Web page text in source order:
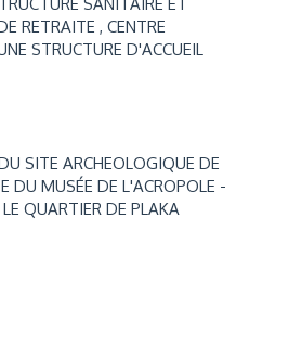
SANITAIRE ET
RETRAITE , CENTRE
STRUCTURE D'ACCUEIL
SITE ARCHEOLOGIQUE DE
DU MUSÉE DE L'ACROPOLE -
QUARTIER DE PLAKA